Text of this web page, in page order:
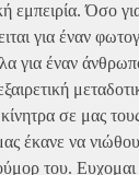
εμπειρία. Όσο
για έναν
για έναν
κίνητρα σε μας
έκανε να
του. Ευχομαι